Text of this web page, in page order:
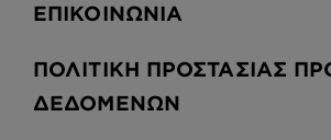
ΕΠΙΚΟΙΝΩΝΊΑ
ΠΟΛΙΤΙΚΉ ΠΡΟΣΤΑΣΊΑΣ
ΔΕΔΟΜΈΝΩΝ